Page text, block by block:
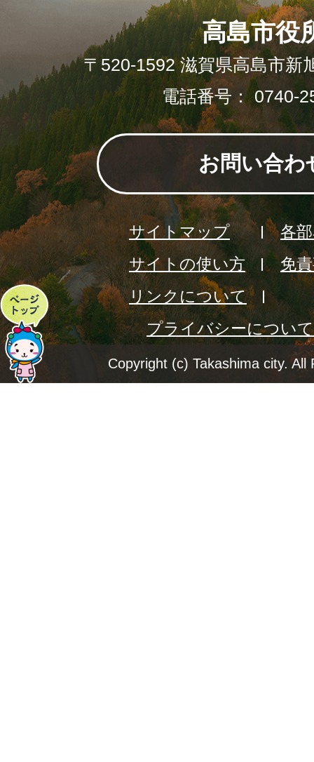
ペ
ー
ジ
高島市役
〒520-1592 滋賀県高島市新
電話番号： 0740-
お問い合わ
サイトマップ
各
サイトの使い方
免
リンクについて
プライバシーについて
Copyright (c) Takashima city. All